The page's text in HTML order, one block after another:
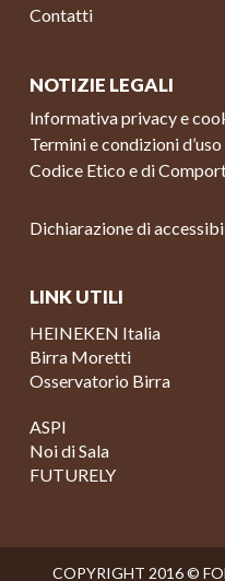
Contatti
NOTIZIE LEGALI
Informativa privacy e
Termini e condizioni d’uso
Codice Etico e di
Dichiarazione di
LINK UTILI
HEINEKEN Italia
Birra Moretti
Osservatorio Birra
ASPI
Noi di Sala
FUTURELY
COPYRIGHT 2016 ©